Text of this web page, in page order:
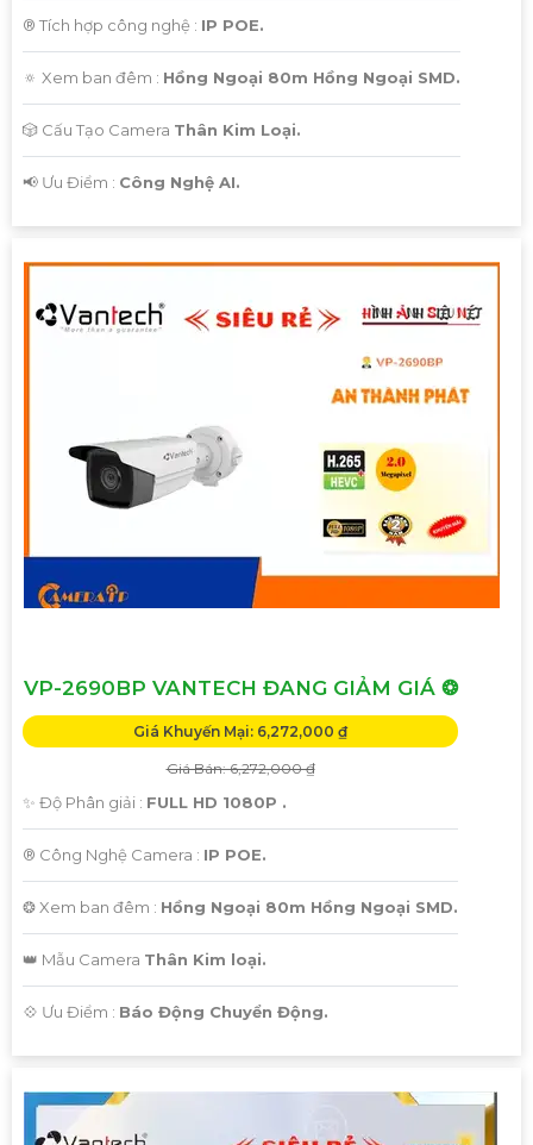
®️ Tích hợp công nghệ : IP POE.
🔅 Xem ban đêm : Hồng Ngoại 80m Hồng Ngoại SMD.
🎲 Cấu Tạo Camera Thân Kim Loại.
️📢 Ưu Điểm : Công Nghệ AI.
VP-2690BP VANTECH ĐANG GIẢM GIÁ ❂
Giá Khuyến Mại: 6,272,000 ₫
Giá Bán: 6,272,000 ₫
✨ Độ Phân giải : FULL HD 1080P .
®️ Công Nghệ Camera : IP POE.
❂ Xem ban đêm : Hồng Ngoại 80m Hồng Ngoại SMD.
👑 Mẫu Camera Thân Kim loại.
️💠 Ưu Điểm : Báo Động Chuyển Động.